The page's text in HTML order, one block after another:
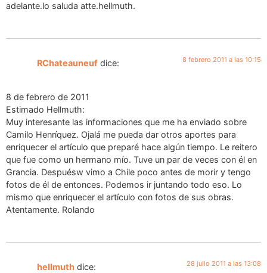
adelante.lo saluda atte.hellmuth.
RChateauneuf dice: 8 febrero 2011 a las 10:15
8 de febrero de 2011
Estimado Hellmuth:
Muy interesante las informaciones que me ha enviado sobre
Camilo Henríquez. Ojalá me pueda dar otros aportes para
enriquecer el artículo que preparé hace algún tiempo. Le reitero
que fue como un hermano mío. Tuve un par de veces con él en
Grancia. Despuésw vimo a Chile poco antes de morir y tengo
fotos de él de entonces. Podemos ir juntando todo eso. Lo
mismo que enriquecer el artículo con fotos de sus obras.
Atentamente. Rolando
hellmuth dice: 28 julio 2011 a las 13:08